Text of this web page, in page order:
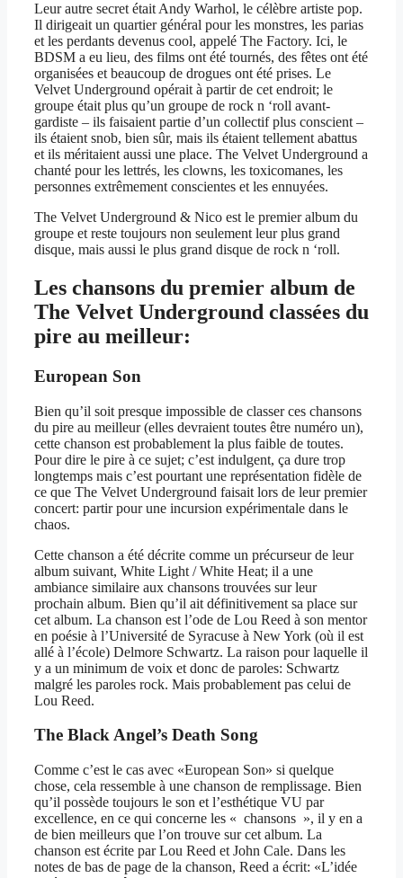
Leur autre secret était Andy Warhol, le célèbre artiste pop.
Il dirigeait un quartier général pour les monstres, les parias
et les perdants devenus cool, appelé The Factory. Ici, le
BDSM a eu lieu, des films ont été tournés, des fêtes ont été
organisées et beaucoup de drogues ont été prises. Le
Velvet Underground opérait à partir de cet endroit; le
groupe était plus qu’un groupe de rock n ‘roll avant-
gardiste – ils faisaient partie d’un collectif plus conscient –
ils étaient snob, bien sûr, mais ils étaient tellement abattus
et ils méritaient aussi une place. The Velvet Underground a
chanté pour les lettrés, les clowns, les toxicomanes, les
personnes extrêmement conscientes et les ennuyées.
The Velvet Underground & Nico est le premier album du
groupe et reste toujours non seulement leur plus grand
disque, mais aussi le plus grand disque de rock n ‘roll.
Les chansons du premier album de
The Velvet Underground classées du
pire au meilleur:
European Son
Bien qu’il soit presque impossible de classer ces chansons
du pire au meilleur (elles devraient toutes être numéro un),
cette chanson est probablement la plus faible de toutes.
Pour dire le pire à ce sujet; c’est indulgent, ça dure trop
longtemps mais c’est pourtant une représentation fidèle de
ce que The Velvet Underground faisait lors de leur premier
concert: partir pour une incursion expérimentale dans le
chaos.
Cette chanson a été décrite comme un précurseur de leur
album suivant, White Light / White Heat; il a une
ambiance similaire aux chansons trouvées sur leur
prochain album. Bien qu’il ait définitivement sa place sur
cet album. La chanson est l’ode de Lou Reed à son mentor
en poésie à l’Université de Syracuse à New York (où il est
allé à l’école) Delmore Schwartz. La raison pour laquelle il
y a un minimum de voix et donc de paroles: Schwartz
malgré les paroles rock. Mais probablement pas celui de
Lou Reed.
The Black Angel’s Death Song
Comme c’est le cas avec «European Son» si quelque
chose, cela ressemble à une chanson de remplissage. Bien
qu’il possède toujours le son et l’esthétique VU par
excellence, en ce qui concerne les « chansons », il y en a
de bien meilleurs que l’on trouve sur cet album. La
chanson est écrite par Lou Reed et John Cale. Dans les
notes de bas de page de la chanson, Reed a écrit: «L’idée